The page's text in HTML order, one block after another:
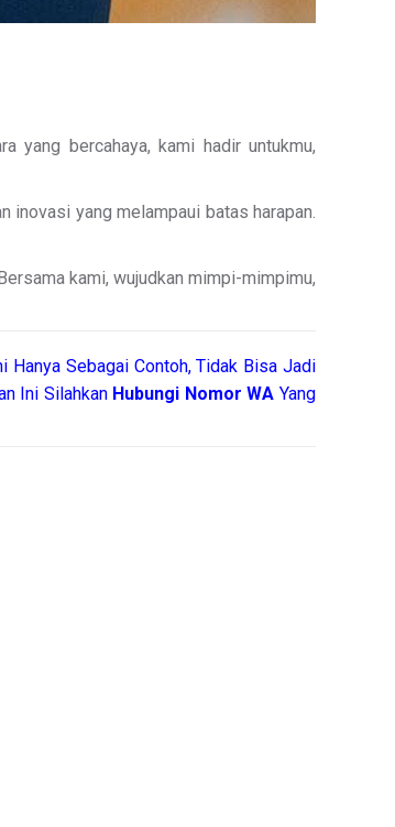
yang bercahaya, kami hadir untukmu,
inovasi yang melampaui batas harapan.
kami, wujudkan mimpi-mimpimu,
Hanya Sebagai Contoh, Tidak Bisa Jadi
Ini Silahkan Hubungi Nomor WAYang